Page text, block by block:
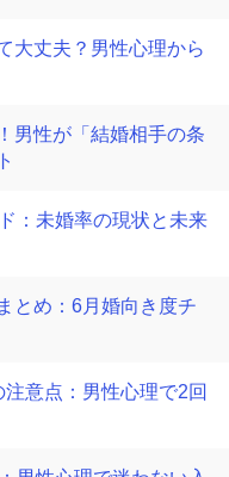
大丈夫？男性心理から
男性が「結婚相手の条
：未婚率の現状と未来
とめ：6月婚向き度チ
意点：男性心理で2回